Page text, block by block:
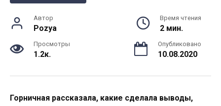
Автор
Pozya
Время чтения
2 мин.
Просмотры
1.2к.
Опубликовано
10.08.2020
Горничная рассказала, какие сделала выводы,